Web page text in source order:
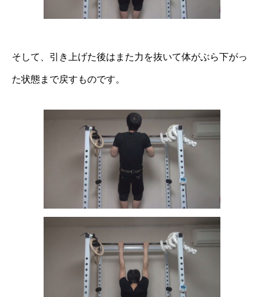
そして、引き上げた後はまた力を抜いて体がぶら下がっ
た状態まで戻すものです。